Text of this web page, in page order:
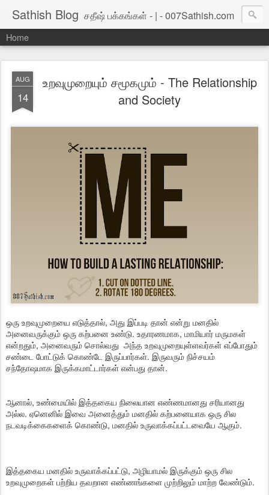
Sathish Blog சதீஷ் பக்கங்கள் - | - 007Sathish.com
Home
AUG
14
உறவுமுறையும் சமூகமும் - The Relationship
and Society
ஒரு உறவுமுறையை எடுத்தால், அது இப்படி தான் என்று மனதில்
அனைவருக்கும் ஒரு கற்பனை உண்டு. உதாரணமாக, மாமியார் மருமகள்
என்றதும், அனைவரும் சொல்வது அந்த உறவுமுறையுள்ளவர்கள் எப்போதும்
சண்டை போட்டுக் கொண்டே இருப்பார்கள். இருவரும் நிச்சயம்
சந்தோஷமாக இருக்கமாட்டார்கள் என்பது தான்.
ஆனால், உண்மையில் இத்தகைய நிலையான எண்ணமானது சரியானது
அல்ல. ஏனெனில் இவை அனைத்தும் மனதில் கற்பனையாக ஒரு சில
நடவடிக்கைகளைக் கொண்டு, மனதில் உருவாக்கப்பட்டவையே ஆகும்.
இத்தகைய மனதில் உருவாக்கப்பட்டு, அழியாமல் இருக்கும் ஒரு சில
உறவுமுறைகள் பற்றிய தவறான எண்ணங்களை முற்றிலும் மாற்ற வேண்டும்.